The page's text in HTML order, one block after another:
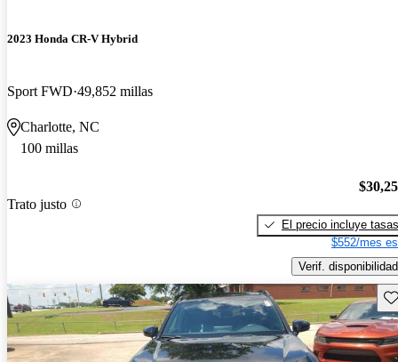
2023 Honda CR-V Hybrid
Sport FWD 49,852 millas
Charlotte, NC
100 millas
Trato justo
El precio incluye tasas
$552/mes
Verif. disponibilidad